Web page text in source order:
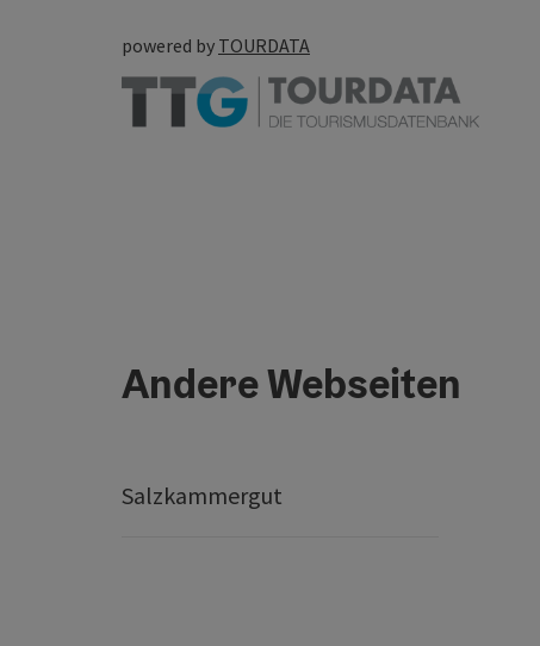
powered by TOURDATA
Andere Webseiten
Salzkammergut